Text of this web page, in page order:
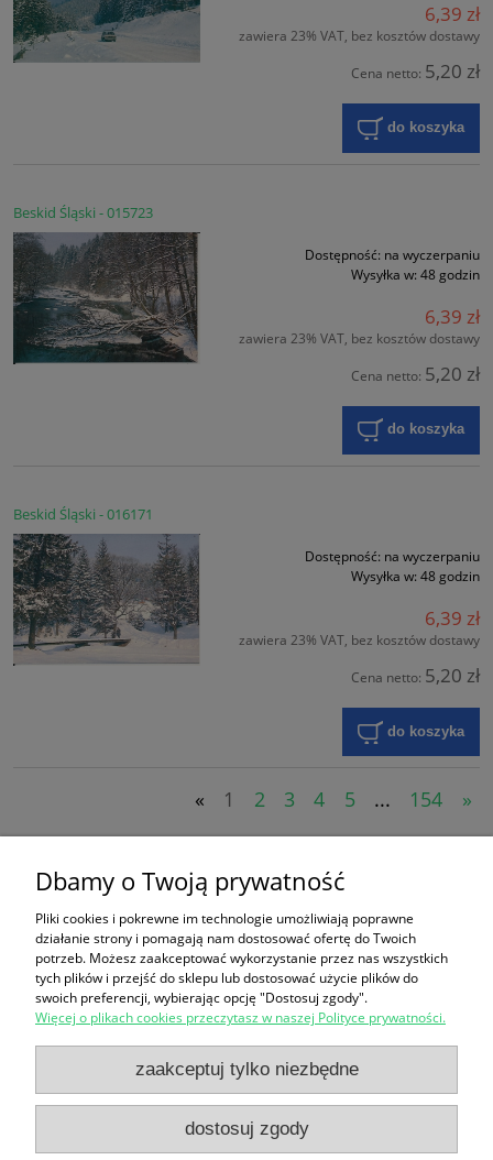
6,39 zł
zawiera 23% VAT, bez kosztów dostawy
Cena netto: 5,20 zł
do koszyka
Beskid Śląski - 015723
Dostępność: na wyczerpaniu
Wysyłka w: 48 godzin
6,39 zł
zawiera 23% VAT, bez kosztów dostawy
Cena netto: 5,20 zł
do koszyka
Beskid Śląski - 016171
Dostępność: na wyczerpaniu
Wysyłka w: 48 godzin
6,39 zł
zawiera 23% VAT, bez kosztów dostawy
Cena netto: 5,20 zł
do koszyka
« 1 2 3 4 5 ... 154 »
Koszyk
produktów: 0
wartość: 0,00 zł
przejdź do koszyka
Zakupy
Pomoc
Moje konto
Dbamy o Twoją prywatność
Pliki cookies i pokrewne im technologie umożliwiają poprawne
działanie strony i pomagają nam dostosować ofertę do Twoich
potrzeb. Możesz zaakceptować wykorzystanie przez nas wszystkich
tych plików i przejść do sklepu lub dostosować użycie plików do
swoich preferencji, wybierając opcję "Dostosuj zgody".
Więcej o plikach cookies przeczytasz w naszej Polityce prywatności.
zaakceptuj tylko niezbędne
dostosuj zgody